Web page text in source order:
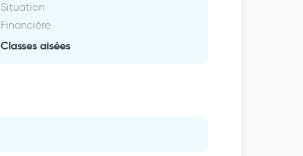
Situation
Financière
Classes aisées